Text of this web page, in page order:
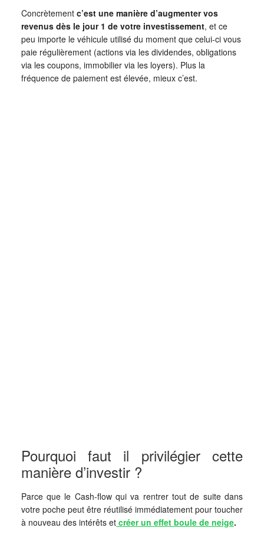
Concrètement c’est une manière d’augmenter vos
revenus dès le jour 1 de votre investissement, et ce
peu importe le véhicule utilisé du moment que celui-ci vous
paie régulièrement (actions via les dividendes, obligations
via les coupons, immobilier via les loyers). Plus la
fréquence de paiement est élevée, mieux c’est.
Pourquoi faut il privilégier cette
manière d’investir ?
Parce que le Cash-flow qui va rentrer tout de suite dans
votre poche peut être réutilisé immédiatement pour toucher
à nouveau des intérêts etcréer un effet boule de neige.